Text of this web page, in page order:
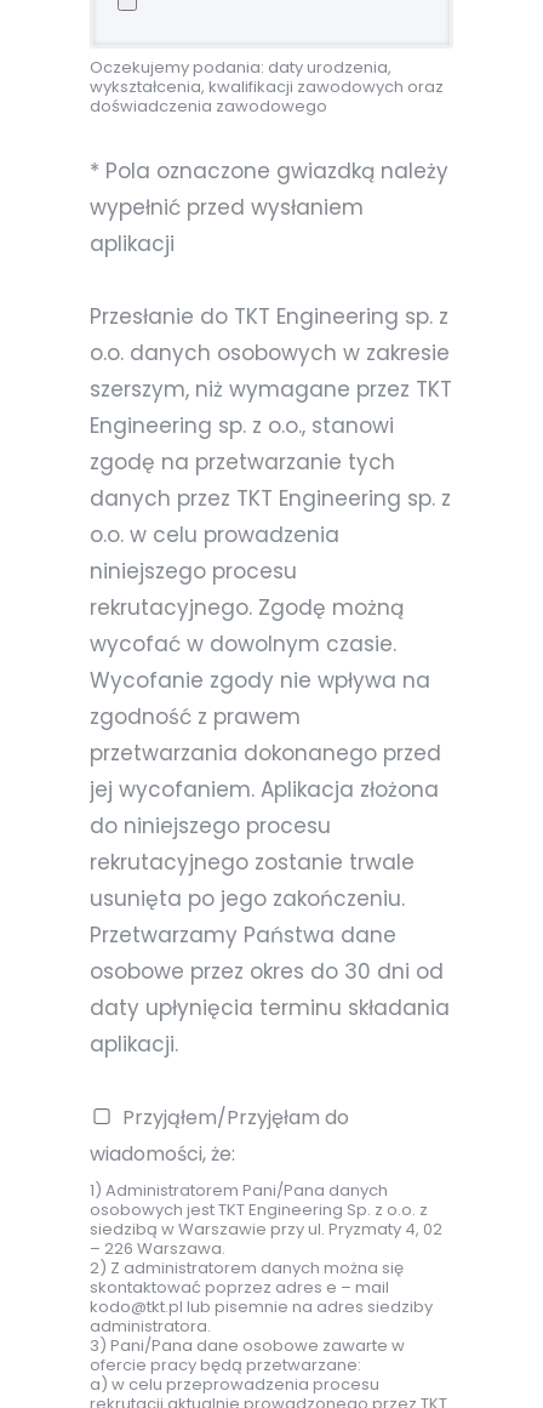
Oczekujemy podania: daty urodzenia,
wykształcenia, kwalifikacji zawodowych oraz
doświadczenia zawodowego
* Pola oznaczone gwiazdką należy
wypełnić przed wysłaniem
aplikacji
Przesłanie do TKT Engineering sp. z
o.o. danych osobowych w zakresie
szerszym, niż wymagane przez TKT
Engineering sp. z o.o., stanowi
zgodę na przetwarzanie tych
danych przez TKT Engineering sp. z
o.o. w celu prowadzenia
niniejszego procesu
rekrutacyjnego. Zgodę możną
wycofać w dowolnym czasie.
Wycofanie zgody nie wpływa na
zgodność z prawem
przetwarzania dokonanego przed
jej wycofaniem. Aplikacja złożona
do niniejszego procesu
rekrutacyjnego zostanie trwale
usunięta po jego zakończeniu.
Przetwarzamy Państwa dane
osobowe przez okres do 30 dni od
daty upłynięcia terminu składania
aplikacji.
Przyjąłem/Przyjęłam do
wiadomości, że:
1) Administratorem Pani/Pana danych
osobowych jest TKT Engineering Sp. z o.o. z
siedzibą w Warszawie przy ul. Pryzmaty 4, 02
– 226 Warszawa.
2) Z administratorem danych można się
skontaktować poprzez adres e – mail
kodo@tkt.pl lub pisemnie na adres siedziby
administratora.
3) Pani/Pana dane osobowe zawarte w
ofercie pracy będą przetwarzane:
a) w celu przeprowadzenia procesu